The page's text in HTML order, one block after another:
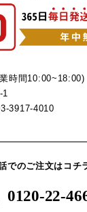
時間
1
3917-4010
でのご注文はコチ
0120-22-